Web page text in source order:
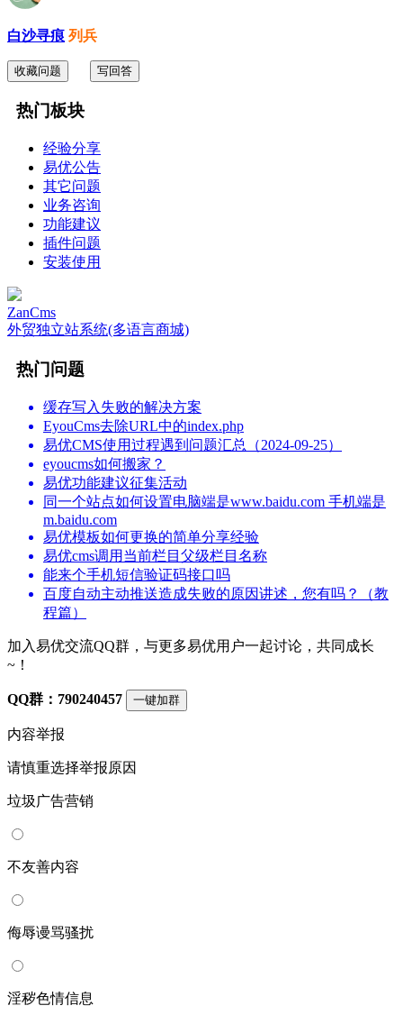
白沙寻痕 列兵
收藏问题 写回答
热门板块
经验分享
易优公告
其它问题
业务咨询
功能建议
插件问题
安装使用
ZanCms
外贸独立站系统(多语言商城)
热门问题
缓存写入失败的解决方案
EyouCms去除URL中的index.php
易优CMS使用过程遇到问题汇总（2024-09-25）
eyoucms如何搬家？
易优功能建议征集活动
同一个站点如何设置电脑端是www.baidu.com 手机端是
m.baidu.com
易优模板如何更换的简单分享经验
易优cms调用当前栏目父级栏目名称
能来个手机短信验证码接口吗
百度自动主动推送造成失败的原因讲述，您有吗？（教
程篇）
加入易优交流QQ群，与更多易优用户一起讨论，共同成长
~！
QQ群：790240457 一键加群
内容举报
请慎重选择举报原因
垃圾广告营销
不友善内容
侮辱谩骂骚扰
淫秽色情信息